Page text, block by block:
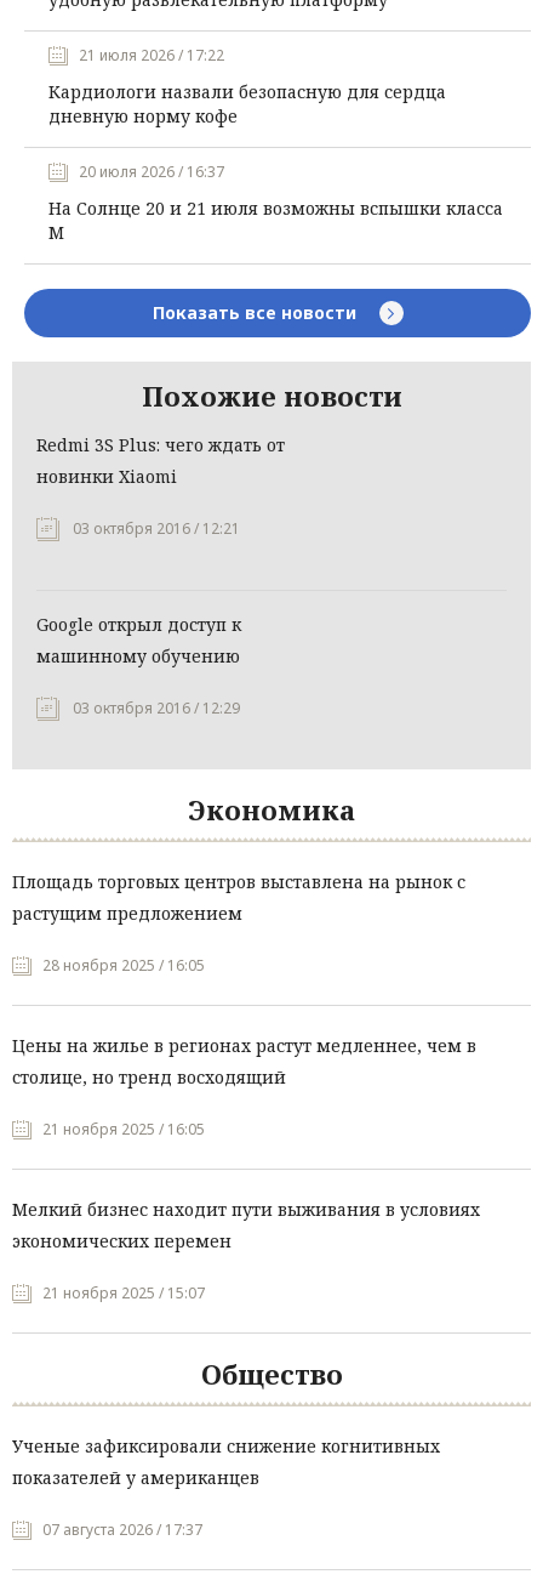
21 июля 2026 / 17:22
Кардиологи назвали безопасную для сердца
дневную норму кофе
20 июля 2026 / 16:37
На Солнце 20 и 21 июля возможны вспышки класса
М
Показать все новости
Похожие новости
Redmi 3S Plus: чего ждать от
новинки Xiaomi
03 октября 2016 / 12:21
Google открыл доступ к
машинному обучению
03 октября 2016 / 12:29
Экономика
Площадь торговых центров выставлена на рынок с
растущим предложением
28 ноября 2025 / 16:05
Цены на жилье в регионах растут медленнее, чем в
столице, но тренд восходящий
21 ноября 2025 / 16:05
Мелкий бизнес находит пути выживания в условиях
экономических перемен
21 ноября 2025 / 15:07
Общество
Ученые зафиксировали снижение когнитивных
показателей у американцев
07 августа 2026 / 17:37